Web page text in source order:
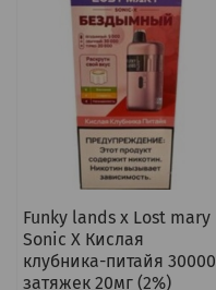
Funky lands x Lost mary
Sonic X Кислая
клубника-питайя 30000
затяжек 20мг (2%)